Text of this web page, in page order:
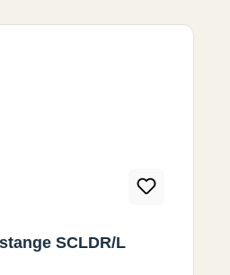
SCLDR/L